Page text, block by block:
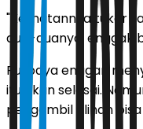
"Kelihatannya tukar
dua-duanya, enggak
Purbaya enggan
itu akan selesai.
pengambil alihan